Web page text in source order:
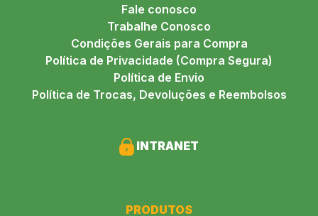
Fale conosco
Trabalhe Conosco
Condições Gerais para Compra
Política de Privacidade (Compra Segura)
Política de Envio
Política de Trocas, Devoluções e Reembolsos
INTRANET
PRODUTOS